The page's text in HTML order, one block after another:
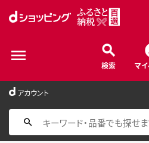
検索 マ
アカウント